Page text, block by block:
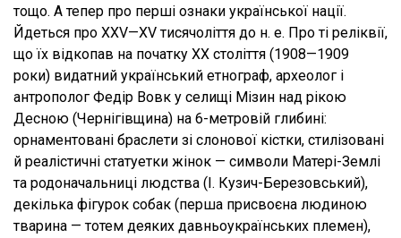
тощо. А тепер про перші ознаки української нації.
Йдеться про XXV—XV тисячоліття до н. е. Про ті реліквії,
що їх відкопав на початку XX століття (1908—1909
роки) видатний український етнограф, археолог і
антрополог Федір Вовк у селищі Мізин над рікою
Десною (Чернігівщина) на 6-метровій глибині:
орнаментовані браслети зі слонової кістки, стилізовані
й реалістичні статуетки жінок — символи Матері-Землі
та родоначальниці людства (І. Кузич-Березовський),
декілька фігурок собак (перша присвоєна людиною
тварина — тотем деяких давньоукраїнських племен),